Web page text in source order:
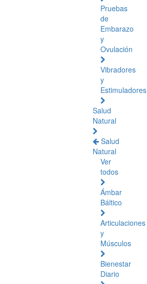
Pruebas
de
Embarazo
y
Ovulación
Vibradores
y
Estimuladores
Salud
Natural
Salud
Natural
Ver
todos
Ámbar
Báltico
Articulaciones
y
Músculos
Bienestar
Diario